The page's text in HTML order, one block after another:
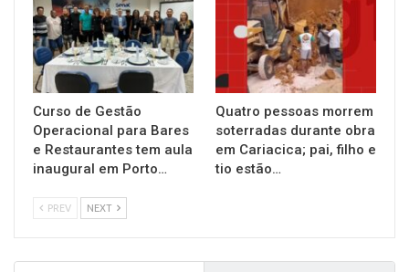
Curso de Gestão
Operacional para Bares
e Restaurantes tem aula
inaugural em Porto…
Quatro pessoas morrem
soterradas durante obra
em Cariacica; pai, filho e
tio estão…
PREV NEXT